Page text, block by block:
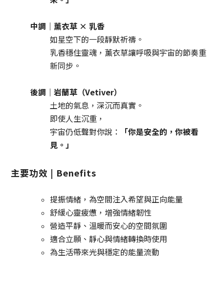
中調｜薰衣草 × 乳香
如星空下的一段靜默祈禱。
乳香穩住靈魂， 薰衣草讓呼吸與宇宙的節奏重
新同步。
後調｜岩蘭草（Vetiver）
土地的氣息，深沉而真實。
即使人生沉重，
宇宙仍低聲對你說：
「你是安全的，你被看
見。」
主要功效 | Benefits
提振情緒，為空間注入希望與正向能量
舒緩心靈疲憊，增強情緒韌性
營造平靜、溫暖而安心的空間氛圍
適合立願、靜心與情緒轉換時使用
為生活帶來光與穩定的能量流動